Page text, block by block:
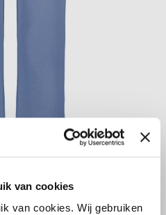
van cookies
van cookies. Wij gebruiken